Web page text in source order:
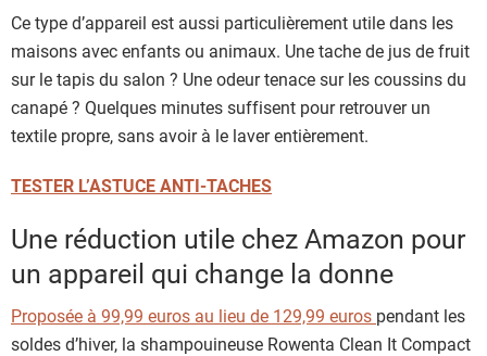
Ce type d’appareil est aussi particulièrement utile dans les
maisons avec enfants ou animaux. Une tache de jus de fruit
sur le tapis du salon ? Une odeur tenace sur les coussins du
canapé ? Quelques minutes suffisent pour retrouver un
textile propre, sans avoir à le laver entièrement.
TESTER L’ASTUCE ANTI-TACHES
Une réduction utile chez Amazon pour
un appareil qui change la donne
Proposée à 99,99 euros au lieu de 129,99 euros pendant les
soldes d’hiver, la shampouineuse Rowenta Clean It Compact